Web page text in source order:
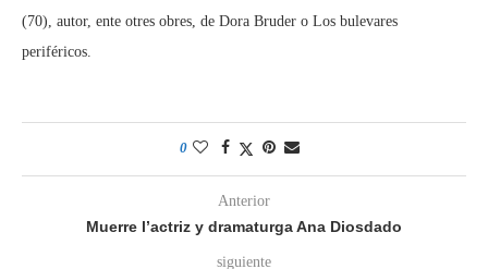
(70), autor, ente otres obres, de Dora Bruder o Los bulevares
periféricos.
0
Anterior
Muerre l’actriz y dramaturga Ana Diosdado
siguiente